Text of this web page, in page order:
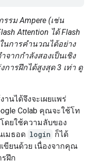
รม Ampere (เช่น
Attention ได้ Flash
นการคำนวณได้อย่าง
ากกำลังสองเป็นเชิง
การฝึกได้สูงสุด 3 เท่า ดู
นได้จึงจะเผยแพร่
Colab คุณจะใช้โท
โดยใช้ความลับของ
เมธอด login ก็ได้
ขียนด้วย เนื่องจากคุณ
รฝึก